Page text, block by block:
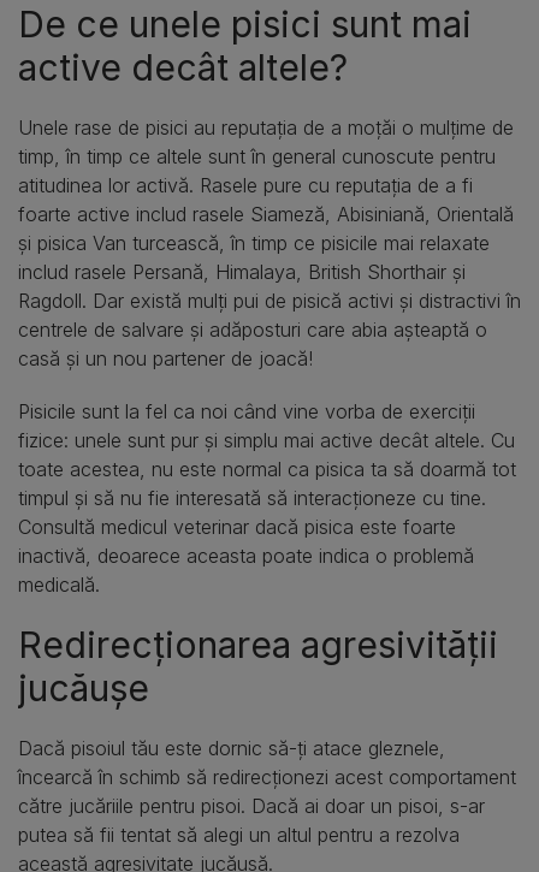
De ce unele pisici sunt mai
active decât altele?
Unele rase de pisici au reputația de a moțăi o mulțime de
timp, în timp ce altele sunt în general cunoscute pentru
atitudinea lor activă. Rasele pure cu reputația de a fi
foarte active includ rasele Siameză, Abisiniană, Orientală
și pisica Van turcească, în timp ce pisicile mai relaxate
includ rasele Persană, Himalaya, British Shorthair și
Ragdoll. Dar există mulți pui de pisică activi și distractivi în
centrele de salvare și adăposturi care abia așteaptă o
casă și un nou partener de joacă!
Pisicile sunt la fel ca noi când vine vorba de exerciții
fizice: unele sunt pur și simplu mai active decât altele. Cu
toate acestea, nu este normal ca pisica ta să doarmă tot
timpul și să nu fie interesată să interacționeze cu tine.
Consultă medicul veterinar dacă pisica este foarte
inactivă, deoarece aceasta poate indica o problemă
medicală.
Redirecționarea agresivității
jucăușe
Dacă pisoiul tău este dornic să-ți atace gleznele,
încearcă în schimb să redirecționezi acest comportament
către jucăriile pentru pisoi. Dacă ai doar un pisoi, s-ar
putea să fii tentat să alegi un altul pentru a rezolva
această agresivitate jucăușă.